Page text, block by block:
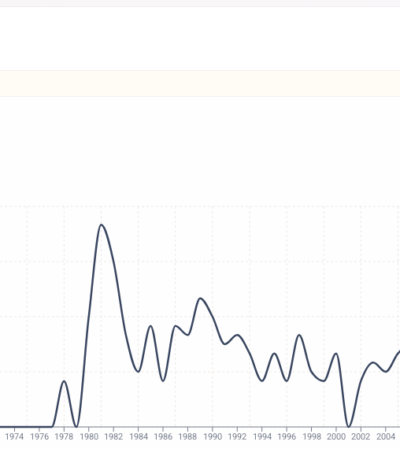
1974 1976 1978 1980 1982 1984 1986 1988 1990 1992 1994 1996 1998 2000 2002 2004